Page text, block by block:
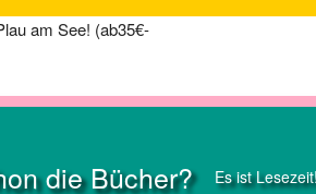
am See! (ab35€-
die Bücher? Es ist